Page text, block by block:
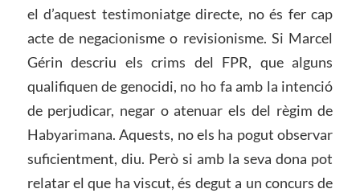
el d’aquest testimoniatge directe, no és fer cap
acte de negacionisme o revisionisme. Si Marcel
Gérin descriu els crims del FPR, que alguns
qualifiquen de genocidi, no ho fa amb la intenció
de perjudicar, negar o atenuar els del règim de
Habyarimana. Aquests, no els ha pogut observar
suficientment, diu. Però si amb la seva dona pot
relatar el que ha viscut, és degut a un concurs de